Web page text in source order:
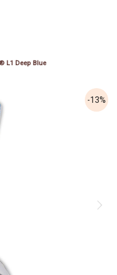
L1 Deep Blue
-13%